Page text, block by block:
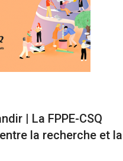
| La FPPE-CSQ
la recherche et la